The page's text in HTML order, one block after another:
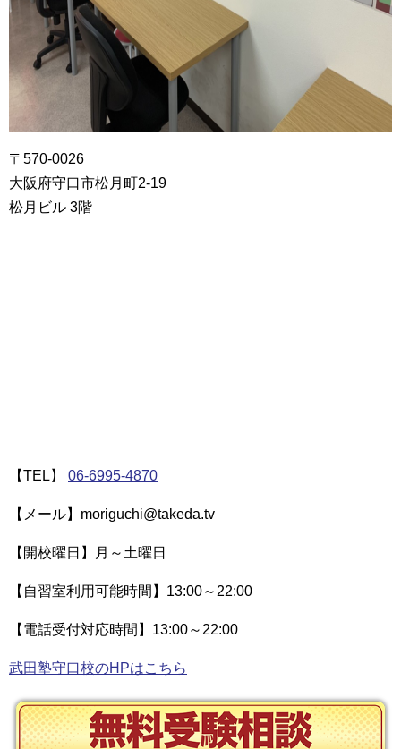
〒570-0026
大阪府守口市松月町2-19
松月ビル 3階
【TEL】 06-6995-4870
【メール】moriguchi@takeda.tv
【開校曜日】月～土曜日
【自習室利用可能時間】13:00～22:00
【電話受付対応時間】13:00～22:00
武田塾守口校のHPはこちら